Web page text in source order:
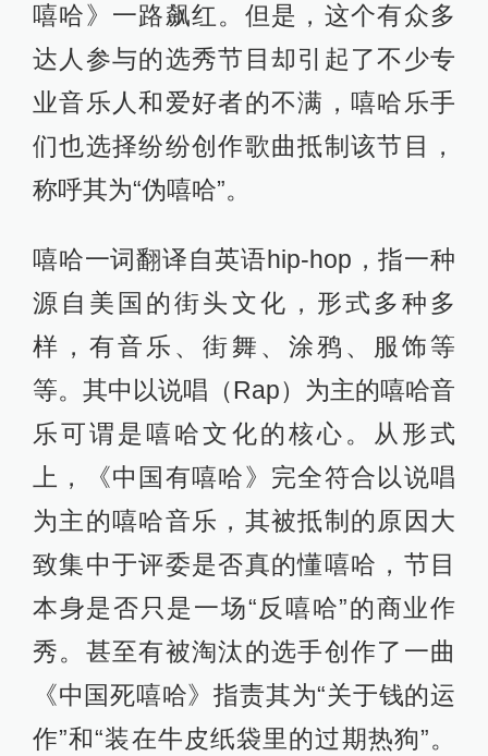
嘻哈》一路飙红。但是，这个有众多
达人参与的选秀节目却引起了不少专
业音乐人和爱好者的不满，嘻哈乐手
们也选择纷纷创作歌曲抵制该节目，
称呼其为“伪嘻哈”。
嘻哈一词翻译自英语hip-hop，指一种
源自美国的街头文化，形式多种多
样，有音乐、街舞、涂鸦、服饰等
等。其中以说唱（Rap）为主的嘻哈音
乐可谓是嘻哈文化的核心。从形式
上，《中国有嘻哈》完全符合以说唱
为主的嘻哈音乐，其被抵制的原因大
致集中于评委是否真的懂嘻哈，节目
本身是否只是一场“反嘻哈”的商业作
秀。甚至有被淘汰的选手创作了一曲
《中国死嘻哈》指责其为“关于钱的运
作”和“装在牛皮纸袋里的过期热狗”。